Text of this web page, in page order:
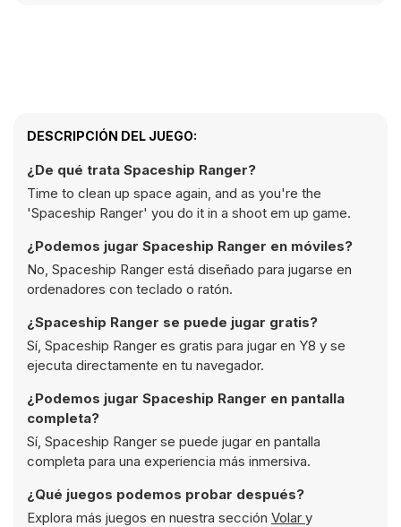
DESCRIPCIÓN DEL JUEGO:
¿De qué trata Spaceship Ranger?
Time to clean up space again, and as you're the
'Spaceship Ranger' you do it in a shoot em up game.
¿Podemos jugar Spaceship Ranger en móviles?
No, Spaceship Ranger está diseñado para jugarse en
ordenadores con teclado o ratón.
¿Spaceship Ranger se puede jugar gratis?
Sí, Spaceship Ranger es gratis para jugar en Y8 y se
ejecuta directamente en tu navegador.
¿Podemos jugar Spaceship Ranger en pantalla
completa?
Sí, Spaceship Ranger se puede jugar en pantalla
completa para una experiencia más inmersiva.
¿Qué juegos podemos probar después?
Explora más juegos en nuestra sección Volar y